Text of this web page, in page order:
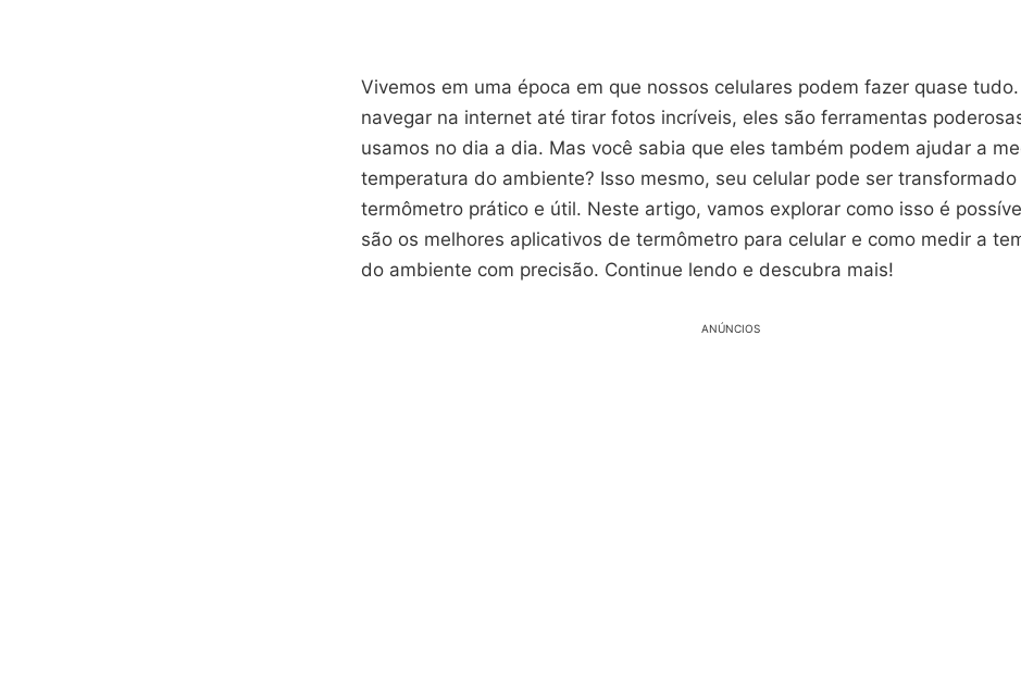
Vivemos em uma época em que nossos celulares podem fazer quase
navegar na internet até tirar fotos incríveis, eles são ferramentas
usamos no dia a dia. Mas você sabia que eles também podem ajudar a
temperatura do ambiente? Isso mesmo, seu celular pode ser transformado
termômetro prático e útil. Neste artigo, vamos explorar como isso é
são os melhores aplicativos de termômetro para celular e como medir a
do ambiente com precisão. Continue lendo e descubra mais!
ANÚNCIOS